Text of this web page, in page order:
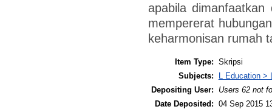
apabila
mempererat
keharmonisan rumah
Item Type: Skripsi
Subjects:
L Education >
Depositing User:
Users 62 not
Date Deposited: 04 Sep 2015